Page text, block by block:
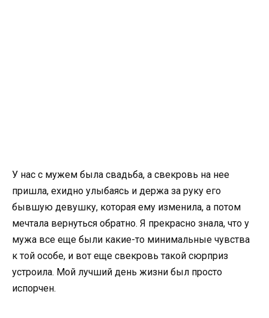
У нас с мужем была свадьба, а свекровь на нее
пришла, ехидно улыбаясь и держа за руку его
бывшую девушку, которая ему изменила, а потом
мечтала вернуться обратно. Я прекрасно знала, что у
мужа все еще были какие-то минимальные чувства
к той особе, и вот еще свекровь такой сюрприз
устроила. Мой лучший день жизни был просто
испорчен.